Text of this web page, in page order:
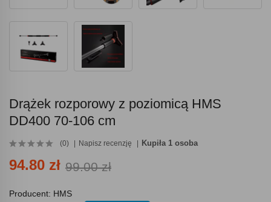
Drążek rozporowy z poziomicą HMS
DD400 70-106 cm
(0) Napisz recenzję Kupiła 1 osoba
94.80 zł 99.00 zł
Producent: HMS